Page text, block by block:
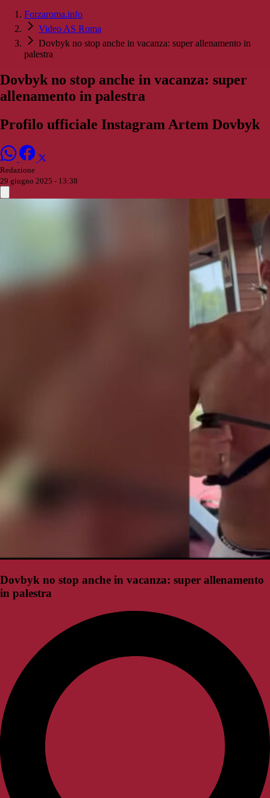
Forzaroma.info
Video AS Roma
Dovbyk no stop anche in vacanza: super allenamento in
palestra
Dovbyk no stop anche in vacanza: super
allenamento in palestra
Profilo ufficiale Instagram Artem Dovbyk
Redazione
29 giugno 2025 - 13:38
Dovbyk no stop anche in vacanza: super allenamento
in palestra